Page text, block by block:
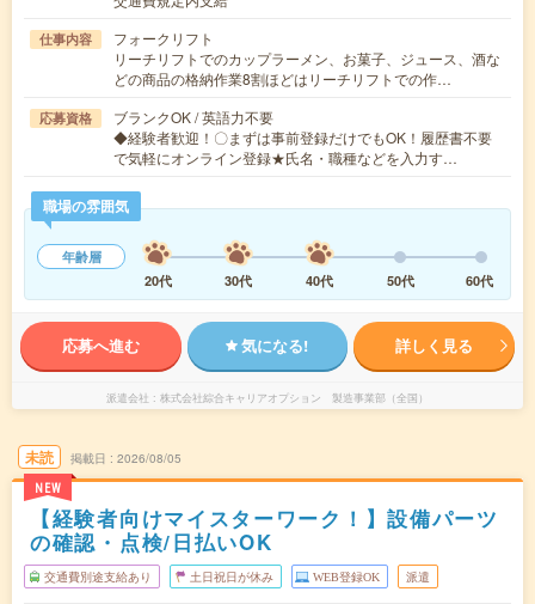
仕事内容
フォークリフト
リーチリフトでのカップラーメン、お菓子、ジュース、酒な
どの商品の格納作業8割ほどはリーチリフトでの作…
応募資格
ブランクOK / 英語力不要
◆経験者歓迎！〇まずは事前登録だけでもOK！履歴書不要
で気軽にオンライン登録★氏名・職種などを入力す…
職場の雰囲気
年齢層
20代
30代 40代 50代 60代
応募へ進む 気になる! 詳しく見る
派遣会社 株式会社綜合キャリアオプション 製造事業部（全国）
未読
NEW
掲載日 2026/08/05
【経験者向けマイスターワーク！】設備パーツ
の確認・点検/日払いOK
交通費別途支給あり 土日祝日が休み WEB登録OK 派遣